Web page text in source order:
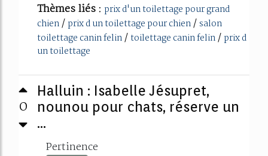
Thèmes liés : prix d'un toilettage pour grand
chien/ prix d un toilettage pour chien/salon
toilettage canin felin/ toilettage canin felin/ prix d
un toilettage
0
Halluin : Isabelle Jésupret,
nounou pour chats, réserve un
...
Pertinence